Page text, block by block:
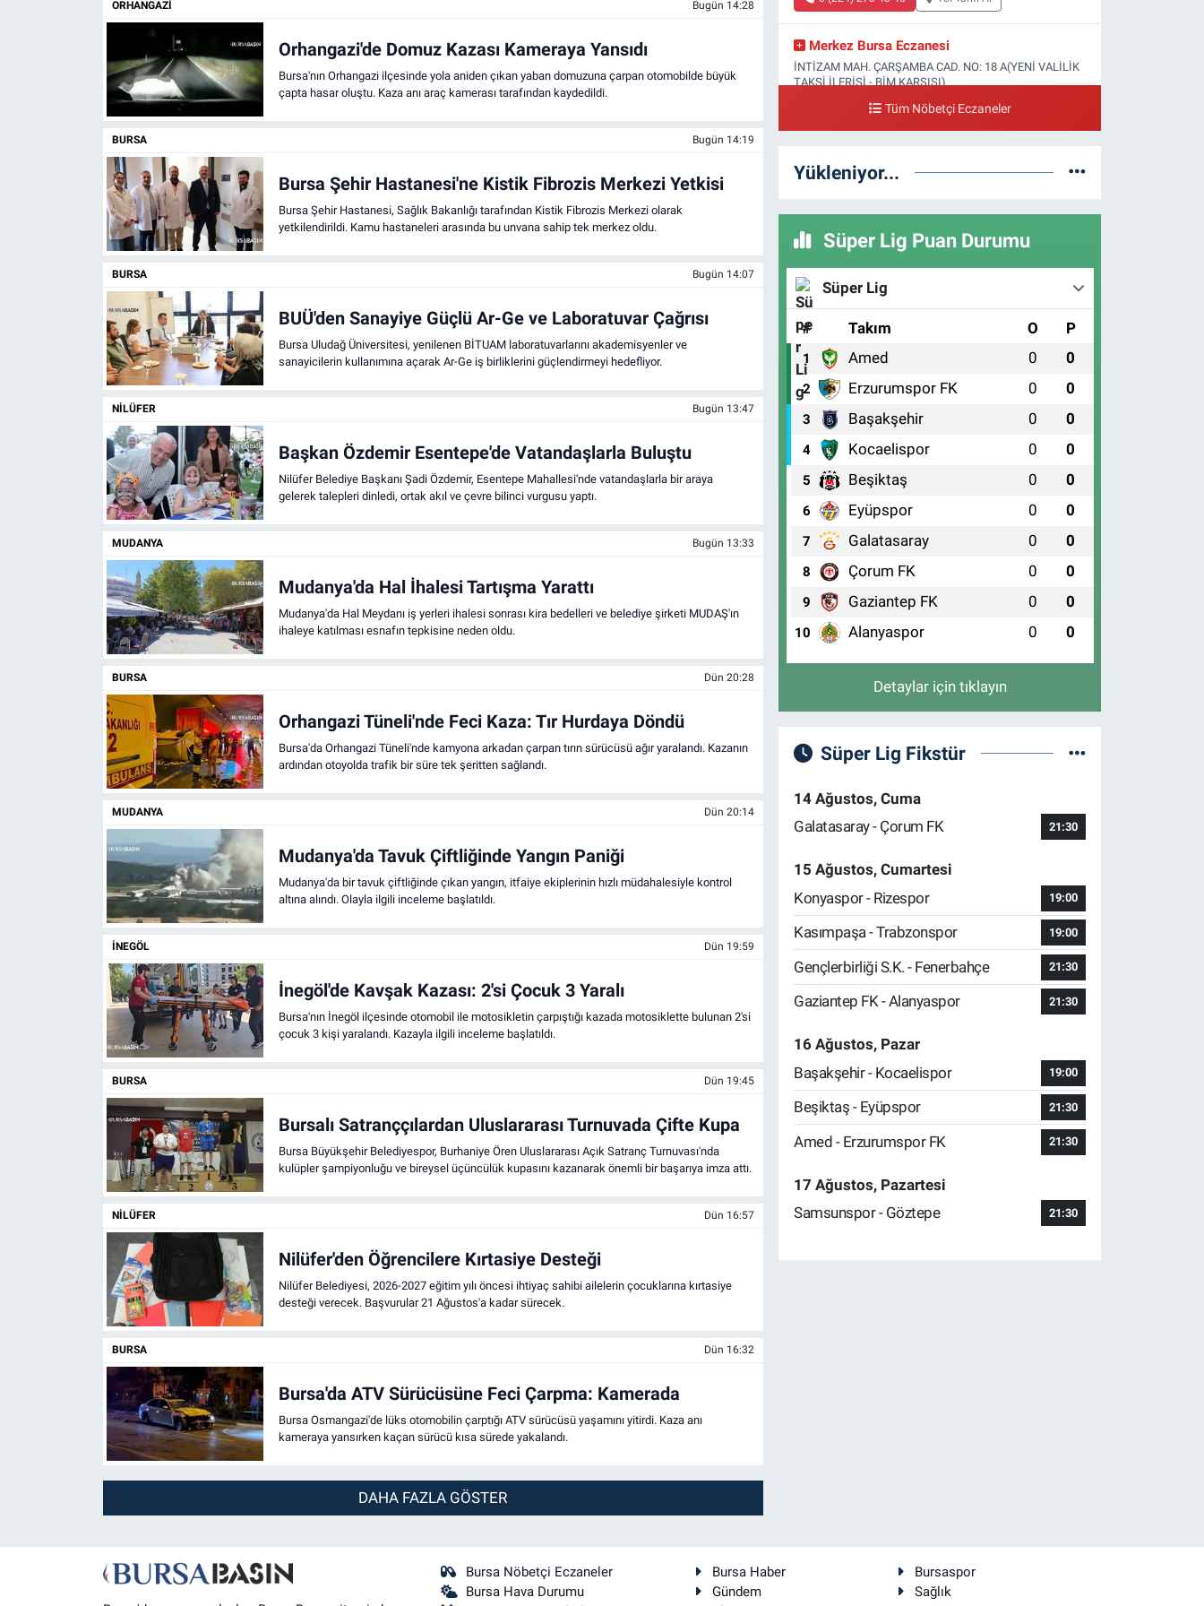
ORHANGAZI Bugün 14:28
Orhangazi'de Domuz Kazası Kameraya Yansıdı
Bursa'nın Orhangazi ilçesinde yola aniden çıkan yaban domuzuna çarpan otomobilde büyük
çapta hasar oluştu. Kaza anı araç kamerası tarafından kaydedildi.
BURSA Bugün 14:19
Bursa Şehir Hastanesi'ne Kistik Fibrozis Merkezi Yetkisi
Bursa Şehir Hastanesi, Sağlık Bakanlığı tarafından Kistik Fibrozis Merkezi olarak
yetkilendirildi. Kamu hastaneleri arasında bu unvana sahip tek merkez oldu.
BURSA Bugün 14:07
BUÜ'den Sanayiye Güçlü Ar-Ge ve Laboratuvar Çağrısı
Bursa Uludağ Üniversitesi, yenilenen BİTUAM laboratuvarlarını akademisyenler ve
sanayicilerin kullanımına açarak Ar-Ge iş birliklerini güçlendirmeyi hedefliyor.
NILÜFER Bugün 13:47
Başkan Özdemir Esentepe'de Vatandaşlarla Buluştu
Nilüfer Belediye Başkanı Şadi Özdemir, Esentepe Mahallesi'nde vatandaşlarla bir araya
gelerek talepleri dinledi, ortak akıl ve çevre bilinci vurgusu yaptı.
MUDANYA Bugün 13:33
Mudanya'da Hal İhalesi Tartışma Yarattı
Mudanya'da Hal Meydanı iş yerleri ihalesi sonrası kira bedelleri ve belediye şirketi MUDAŞ'ın
ihaleye katılması esnafın tepkisine neden oldu.
BURSA Dün 20:28
Orhangazi Tüneli'nde Feci Kaza: Tır Hurdaya Döndü
Bursa'da Orhangazi Tüneli'nde kamyona arkadan çarpan tırın sürücüsü ağır yaralandı. Kazanın
ardından otoyolda trafik bir süre tek şeritten sağlandı.
MUDANYA Dün 20:14
Mudanya'da Tavuk Çiftliğinde Yangın Paniği
Mudanya'da bir tavuk çiftliğinde çıkan yangın, itfaiye ekiplerinin hızlı müdahalesiyle kontrol
altına alındı. Olayla ilgili inceleme başlatıldı.
İNEGÖL Dün 19:59
İnegöl'de Kavşak Kazası: 2'si Çocuk 3 Yaralı
Bursa'nın İnegöl ilçesinde otomobil ile motosikletin çarpıştığı kazada motosiklette bulunan 2'si
çocuk 3 kişi yaralandı. Kazayla ilgili inceleme başlatıldı.
BURSA Dün 19:45
Bursalı Satranççılardan Uluslararası Turnuvada Çifte Kupa
Bursa Büyükşehir Belediyespor, Burhaniye Ören Uluslararası Açık Satranç Turnuvası'nda
kulüpler şampiyonluğu ve bireysel üçüncülük kupasını kazanarak önemli bir başarıya imza attı.
NILÜFER Dün 16:57
Nilüfer'den Öğrencilere Kırtasiye Desteği
Nilüfer Belediyesi, 2026-2027 eğitim yılı öncesi ihtiyaç sahibi ailelerin çocuklarına kırtasiye
desteği verecek. Başvurular 21 Ağustos'a kadar sürecek.
BURSA Dün 16:32
Bursa'da ATV Sürücüsüne Feci Çarpma: Kamerada
Bursa Osmangazi'de lüks otomobilin çarptığı ATV sürücüsü yaşamını yitirdi. Kaza anı
kameraya yansırken kaçan sürücü kısa sürede yakalandı.
DAHA FAZLA GÖSTER
Merkez Bursa Eczanesi
İNTİZAM MAH. ÇARŞAMBA CAD. NO: 18 A(YENİ VALİLİK
TAKSİ İLERİSİ - BİM KARŞISI)
0 (224) 253 13 19 Yol Tarifi Al
FATİH MAH. DOĞAN CAD. NO:61(BEŞYOL ALTI - FATİH
Yenikale Eczanesi
DİKKALDIRIM MAH. HAT CAD. NO:1 1-B(ZÜBEYDE
HANIM DOĞUMEVİ KARŞISI)
0 (224) 236 46 98
Kağan Eczanesi
HAMİTLER MAH. 1.FATİH CAD. NO:22 C(HAMİTLER YENİ
KAPALI PAZAR ALTI)
0 (224) 909 39 87
Tüm Nöbetçi Eczaneler
Yükleniyor...
Süper Lig Puan Durumu
Süper Lig
# Takım O P
1 Amed 0 0
2 Erzurumspor FK 0 0
3 Başakşehir 0 0
4 Kocaelispor 0 0
5 Beşiktaş 0 0
6 Eyüpspor 0 0
7 Galatasaray 0 0
8 Çorum FK 0 0
9 Gaziantep FK 0 0
10 Alanyaspor 0 0
Detaylar için tıklayın
Süper Lig Fikstür
14 Ağustos, Cuma
Galatasaray - Çorum FK
21:30
15 Ağustos, Cumartesi
Konyaspor - Rizespor
19:00
Kasımpaşa - Trabzonspor 19:00
Gençlerbirliği S.K. - Fenerbahçe 21:30
Gaziantep FK - Alanyaspor 21:30
16 Ağustos, Pazar
Başakşehir - Kocaelispor
19:00
Beşiktaş - Eyüpspor 21:30
Amed - Erzurumspor FK 21:30
17 Ağustos, Pazartesi
Samsunspor - Göztepe
21:30
Bursa Nöbetçi Eczaneler
Bursa Hava Durumu
Bursa Haber
Bursaspor
Gündem
Sağlık
Teknoloji
Nöbetçi Eczaneler